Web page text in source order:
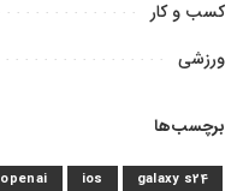
کسب و کار
ورزشی
برچسب‌ها
galaxy s24
ios
openai